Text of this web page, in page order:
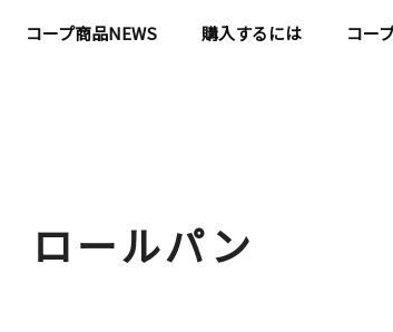
コープ商品NEWS 購入するには コー
ロールパン